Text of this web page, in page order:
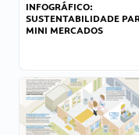
INFOGRÁFICO:
SUSTENTABILIDADE
MINI MERCADOS